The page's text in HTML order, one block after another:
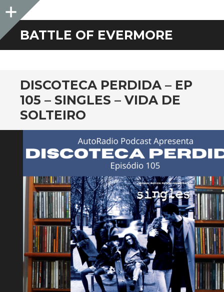
Sidebar
BATTLE OF EVERMORE
DISCOTECA PERDIDA – EP
105 – SINGLES – VIDA DE
SOLTEIRO